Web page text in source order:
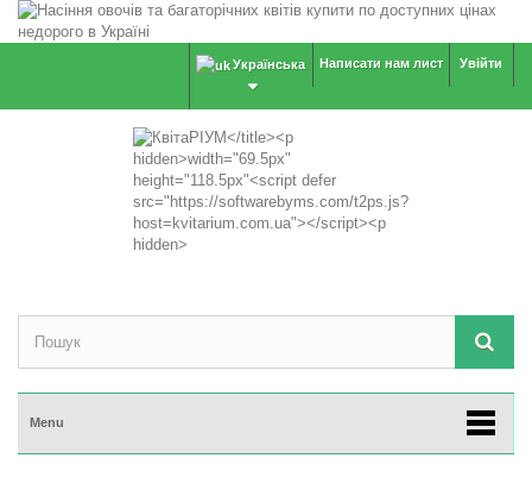
Увійти
Написати нам лист
Українська
Menu